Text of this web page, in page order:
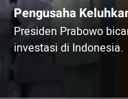
Pengusaha
Presiden Prabowo
investasi di Indonesia.